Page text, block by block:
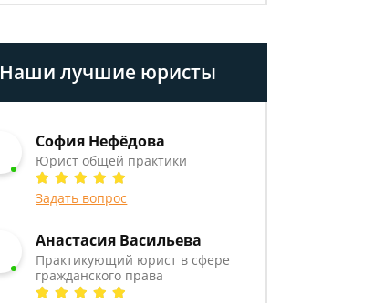
Наши лучшие юристы
София Нефёдова
Юрист общей практики
Задать вопрос
Анастасия Васильева
Практикующий юрист в сфере
гражданского права